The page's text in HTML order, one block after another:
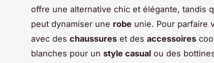
offre une alternative chic et élégante, tandis
peut dynamiser une robe unie. Pour parfaire
avec des chaussures et des accessoires
blanches pour un style casual ou des